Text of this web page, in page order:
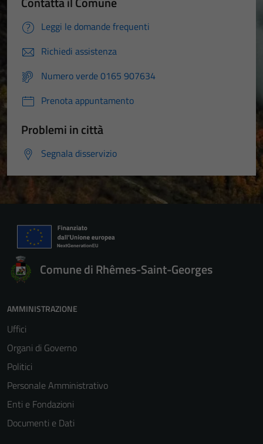
Leggi le domande frequenti
Richiedi assistenza
Numero verde 0165 907634
Prenota appuntamento
Problemi in città
Segnala disservizio
Comune di Rhêmes-Saint-Georges
AMMINISTRAZIONE
Uffici
Organi di Governo
Politici
Personale Amministrativo
Enti e Fondazioni
Documenti e Dati